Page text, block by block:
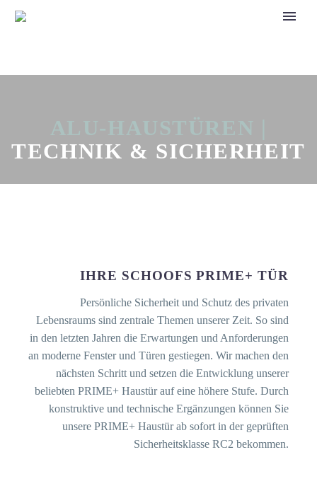
TECHNIK & SICHERHEIT
IHRE SCHOOFS PRIME+ TÜR
Persönliche Sicherheit und Schutz des privaten
Lebensraums sind zentrale Themen unserer Zeit. So sind
in den letzten Jahren die Erwartungen und Anforderungen
an moderne Fenster und Türen gestiegen. Wir machen den
nächsten Schritt und setzen die Entwicklung unserer
beliebten PRIME+ Haustür auf eine höhere Stufe. Durch
konstruktive und technische Ergänzungen können Sie
unsere PRIME+ Haustür ab sofort in der geprüften
Sicherheitsklasse RC2 bekommen.